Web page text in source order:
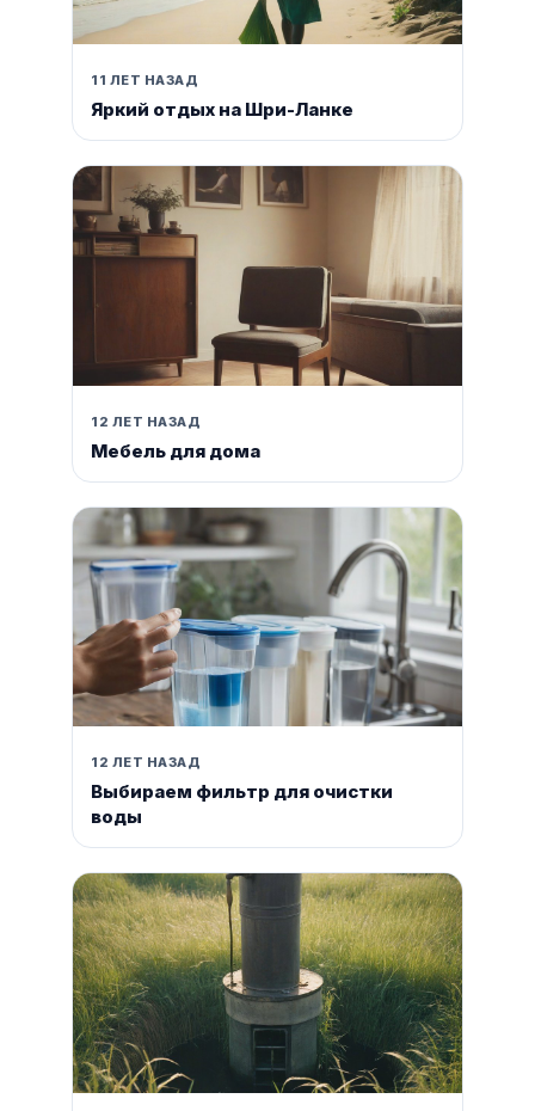
11 ЛЕТ НАЗАД
Яркий отдых на Шри-Ланке
12 ЛЕТ НАЗАД
Мебель для дома
12 ЛЕТ НАЗАД
Выбираем фильтр для очистки
воды